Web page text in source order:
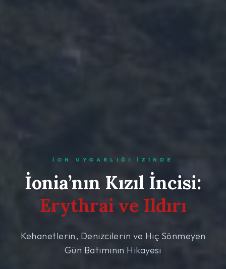
İON UYGARLIĞI İZINDE
İonia’nın Kızıl İncisi:
Erythrai ve Ildırı
Kehanetlerin, Denizcilerin ve Hiç Sönmeyen
Gün Batımının Hikayesi